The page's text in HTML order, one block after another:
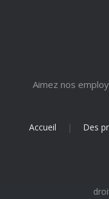
Aimez nos
Accueil | Des